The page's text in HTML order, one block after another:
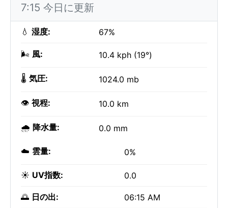
7:15 今日に更新
💧 湿度: 67%
🌬️ 風: 10.4 kph (19°)
🌡️ 気圧: 1024.0 mb
👁️ 視程: 10.0 km
🌧️ 降水量: 0.0 mm
☁️ 雲量: 0%
☀️ UV指数: 0.0
🌅 日の出: 06:15 AM